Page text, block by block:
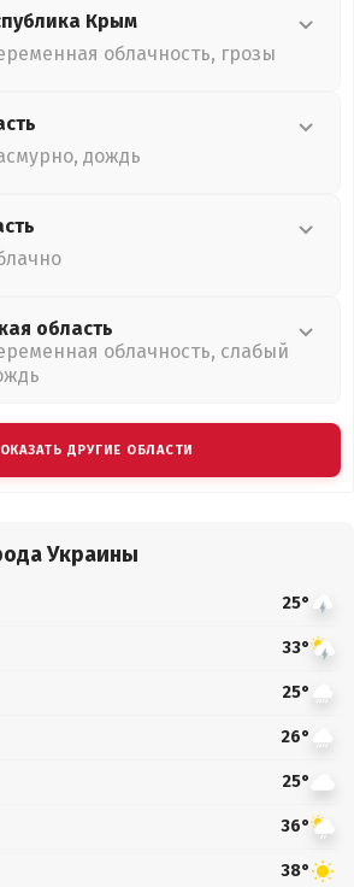
Крым
облачность, грозы
дождь
область
облачность, слабый
ДРУГИЕ ОБЛАСТИ
Украины
25°
33°
25°
26°
25°
36°
38°